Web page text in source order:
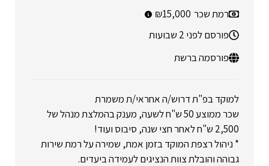
רמת שכר 15,000
פורסם לפני 2 שבועות
פורסמה ברשת
למוקד בפ"ת דרוש/ה אחראי/ת משמרת
שכר ממוצע 50 ש"ח לשעה, מענק בהמלצת מנהל של
2,500 ש"ח לאחר חצי שנה, סיבוס ועוד!
* ניהול רצפת המוקד בזמן אמת, שמירה על רמת שירות
גבוהה והובלת צוות הנציגים לעמידה ביעדים.